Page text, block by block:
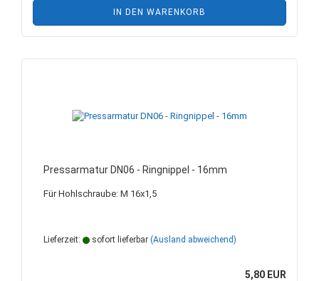
IN DEN WARENKORB
Pressarmatur DN06 - Ringnippel - 16mm
Für Hohlschraube: M 16x1,5
Lieferzeit: sofort lieferbar (Ausland abweichend)
5,80 EUR